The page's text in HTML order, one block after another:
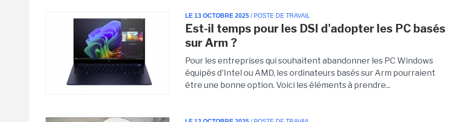
LE 13 OCTOBRE 2025 / POSTE DE TRAVAIL
Est-il temps pour les DSI d'adopter les PC basés
sur Arm ?
Pour les entreprises qui souhaitent abandonner les PC Windows
équipés d'Intel ou AMD, les ordinateurs basés sur Arm pourraient
être une bonne option. Voici les éléments à prendre...